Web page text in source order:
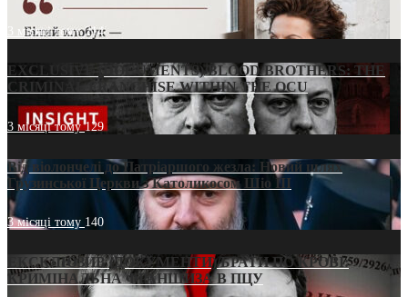
3 місяці тому214
EXCLUSIVE (DOCUMENTS)/BLOOD BROTHERS: THE
CRIMINAL FRANCHISE WITHIN THE OCU
3 місяці тому129
Від віолончелі до Патріаршого жезла: Новий шлях
Грузинської Церкви з Католикосом Шіо III
3 місяці тому 140
ЕКСКЛЮЗИВ (ДОКУМЕНТИ)/БРАТИ ПО КРОВІ:
КРИМІНАЛЬНА ФРАНШИЗА В ПЦУ